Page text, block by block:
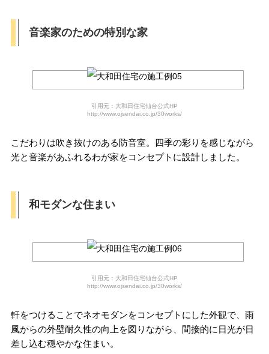
音楽家のための特別な家
引用元：大和田住宅仙台公式HP
http://www.ojsendai.co.jp/30works/
こだわりは吹き抜けのある防音室。四季の彩りを感じながら
光と音楽があふれるわが家をコンセプトに設計しました。
和モダンな住まい
引用元：大和田住宅仙台公式HP
http://www.ojsendai.co.jp/30works/
軒をつけることでネオモダンをコンセプトにした外観で、雨
風からの外壁耐久性の向上を図りながら、間接的に日光が日
差し込む穏やかな住まい。